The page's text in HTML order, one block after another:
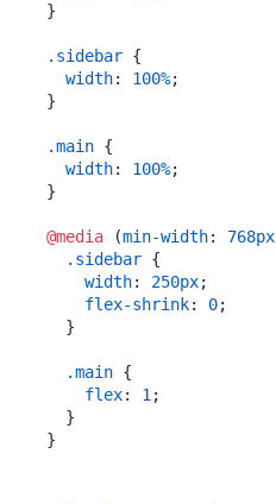
}
.sidebar {
width: 100%;
}
.main {
width: 100%;
}
@media (min-width: 768px
.sidebar {
width: 250px;
flex-shrink: 0;
.main {
flex: 1;